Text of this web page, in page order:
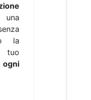
una
la
tuo